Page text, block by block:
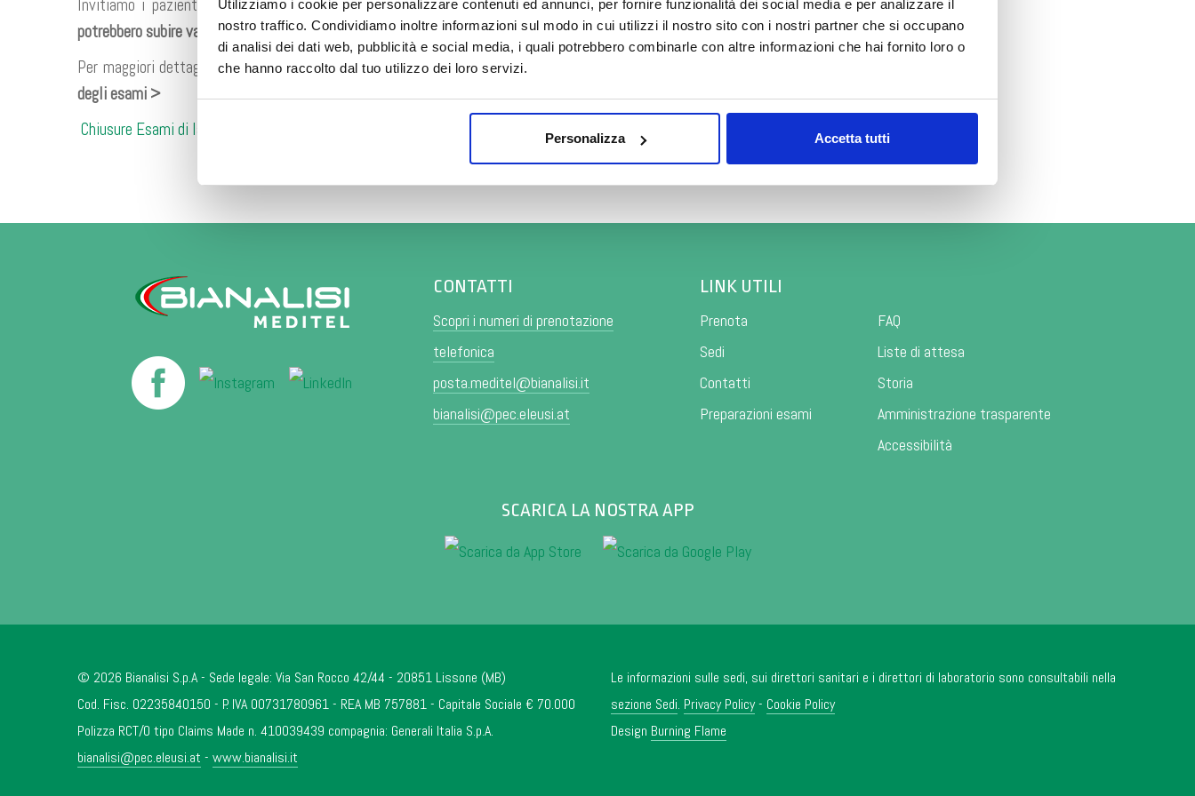
Utilizziamo i cookie per personalizzare contenuti ed annunci, per fornire funzionalità dei social media e per analizzare il
nostro traffico. Condividiamo inoltre informazioni sul modo in cui utilizzi il nostro sito con i nostri partner che si occupano
di analisi dei dati web, pubblicità e social media, i quali potrebbero combinarle con altre informazioni che hai fornito loro o
che hanno raccolto dal tuo utilizzo dei loro servizi.
Personalizza Accetta tutti
Invitiamo i pazienti a tenere presente che, in vista della chiusura,l’attività del laboratorio analisi e i servizi di prelievo
potrebbero subire variazioni nei giorni precedenti.
Per maggiori dettagli, vi invitiamo a consultare latabella completa con le modifiche alle date di esecuzione e riattivazione
degli esami >
Chiusure Esami di laboratorio Bianalisi – 1° novembre
CONTATTI
Scopri i numeri di prenotazione
telefonica
posta.meditel@bianalisi.it
bianalisi@pec.eleusi.at
LINK UTILI
Prenota
Sedi
Contatti
Preparazioni esami
FAQ
Liste di attesa
Storia
Amministrazione trasparente
Accessibilità
SCARICA LA NOSTRA APP
© 2026 Bianalisi S.p.A - Sede legale: Via San Rocco 42/44 - 20851 Lissone (MB)
Cod. Fisc. 02235840150 - P. IVA 00731780961 - REA MB 757881 - Capitale Sociale € 70.000
Polizza RCT/O tipo Claims Made n. 410039439 compagnia: Generali Italia S.p.A.
bianalisi@pec.eleusi.at - www.bianalisi.it
Le informazioni sulle sedi, sui direttori sanitari e i direttori di laboratorio sono consultabili nella
sezione Sedi. Privacy Policy- Cookie Policy
Design Burning Flame
👉 Vi invitiamo a consultare ilcalendario completocon le variazioni di agosto.
Grazie.